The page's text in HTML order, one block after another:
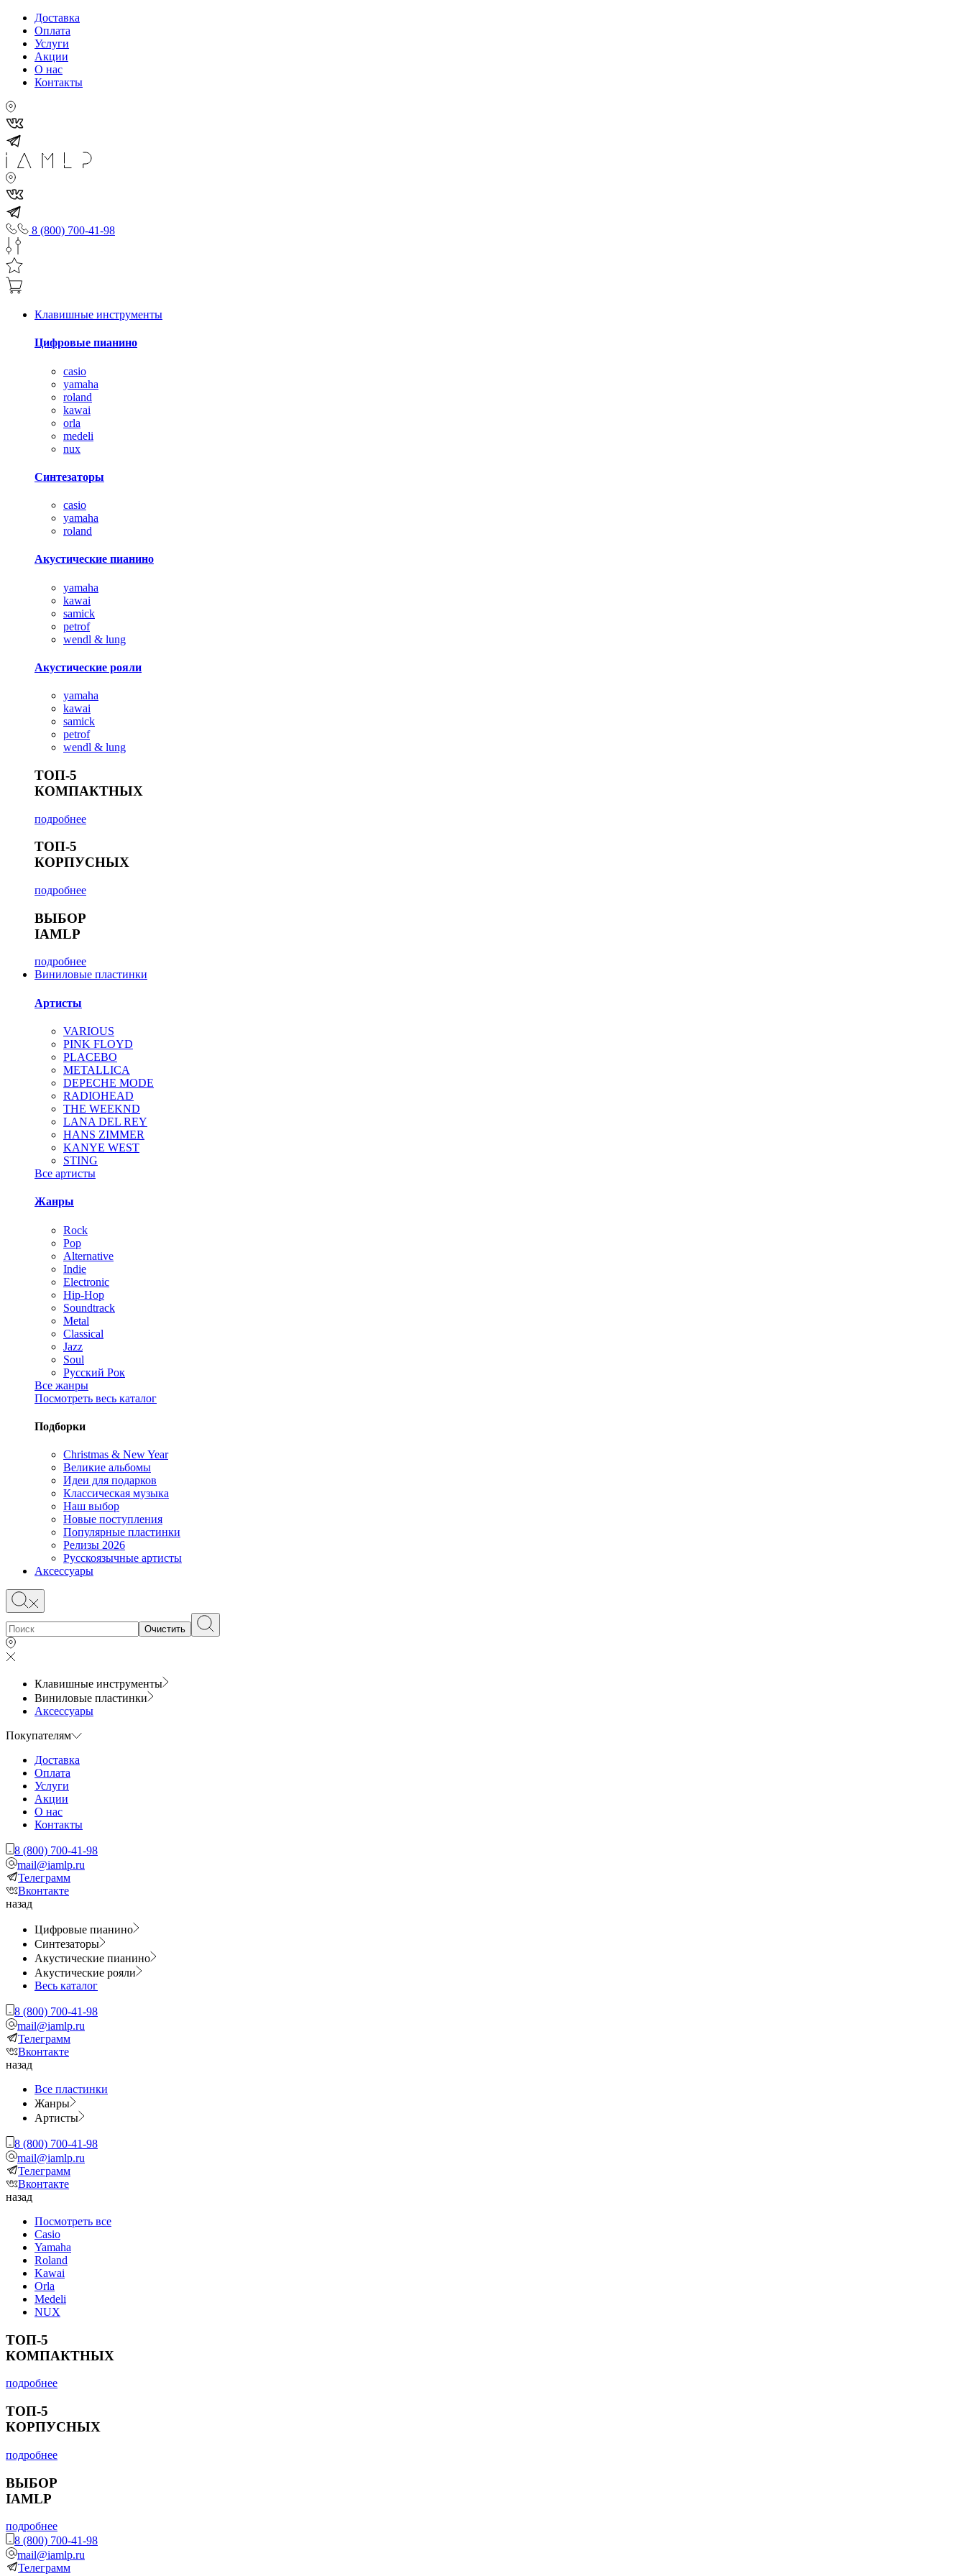
Доставка
Оплата
Услуги
Акции
О нас
Контакты
8 (800) 700-41-98
Клавишные инструменты
Цифровые пианино
casio
yamaha
roland
kawai
orla
medeli
nux
Синтезаторы
casio
yamaha
roland
Акустические пианино
yamaha
kawai
samick
petrof
wendl & lung
Акустические рояли
yamaha
kawai
samick
petrof
wendl & lung
ТОП-5
КОМПАКТНЫХ
подробнее
ТОП-5
КОРПУСНЫХ
подробнее
ВЫБОР
IAMLP
подробнее
Виниловые пластинки
Артисты
VARIOUS
PINK FLOYD
PLACEBO
METALLICA
DEPECHE MODE
RADIOHEAD
THE WEEKND
LANA DEL REY
HANS ZIMMER
KANYE WEST
STING
Все артисты
Жанры
Rock
Pop
Alternative
Indie
Electronic
Hip-Hop
Soundtrack
Metal
Classical
Jazz
Soul
Русский Рок
Все жанры
Посмотреть весь каталог
Подборки
Christmas & New Year
Великие альбомы
Идеи для подарков
Классическая музыка
Наш выбор
Новые поступления
Популярные пластинки
Релизы 2026
Русскоязычные артисты
Аксессуары
Очистить
Клавишные инструменты
Виниловые пластинки
Аксессуары
Покупателям
Доставка
Оплата
Услуги
Акции
О нас
Контакты
8 (800) 700-41-98
mail@iamlp.ru
Телеграмм
Вконтакте
назад
Цифровые пианино
Синтезаторы
Акустические пианино
Акустические рояли
Весь каталог
8 (800) 700-41-98
mail@iamlp.ru
Телеграмм
Вконтакте
назад
Все пластинки
Жанры
Артисты
8 (800) 700-41-98
mail@iamlp.ru
Телеграмм
Вконтакте
назад
Посмотреть все
Casio
Yamaha
Roland
Kawai
Orla
Medeli
NUX
ТОП-5
КОМПАКТНЫХ
подробнее
ТОП-5
КОРПУСНЫХ
подробнее
ВЫБОР
IAMLP
подробнее
8 (800) 700-41-98
mail@iamlp.ru
Телеграмм